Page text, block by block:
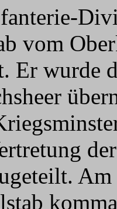
vom
Er wurde